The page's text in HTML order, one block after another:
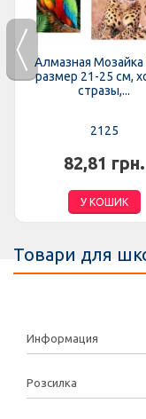
Алмазная Мозайка
размер 21-25 см,
стразы,...
2125
82,81 грн.
У КОШИК
Товари для
Информация
Розсилка